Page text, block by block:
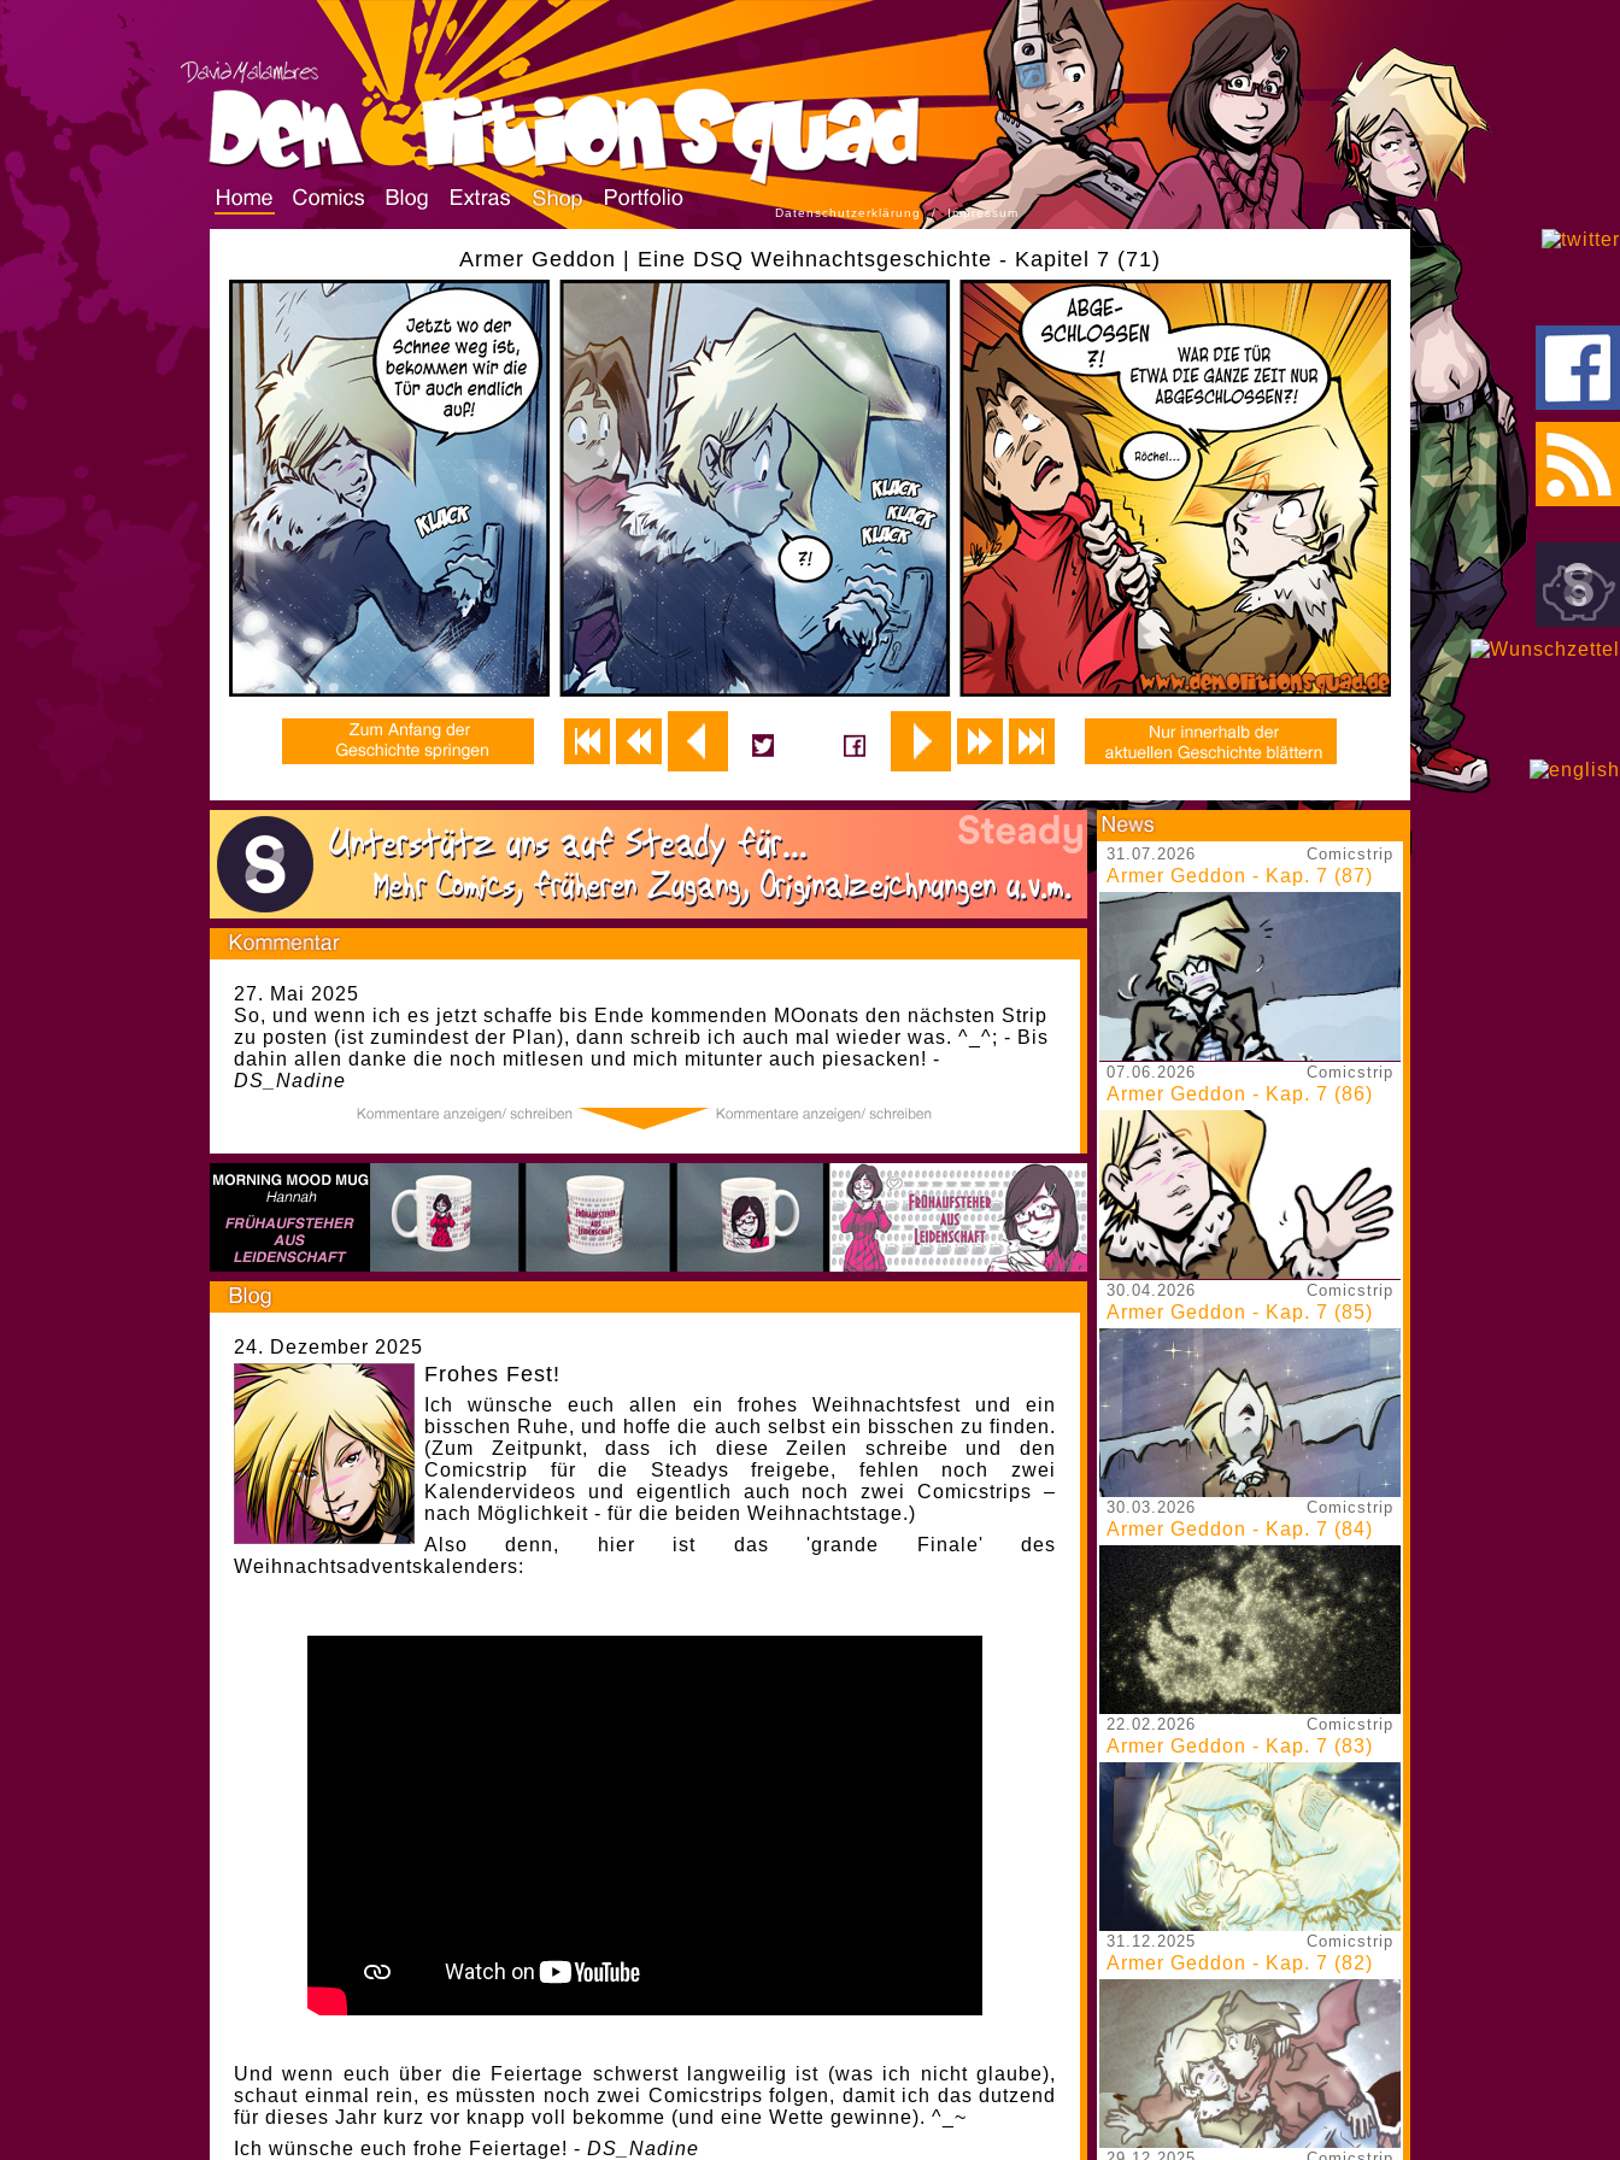
Datenschutzerklärung / Impressum
Armer Geddon | Eine DSQ Weihnachtsgeschichte - Kapitel 7 (71)
27. Mai 2025
So, und wenn ich es jetzt schaffe bis Ende kommenden MOonats den nächsten Strip
zu posten (ist zumindest der Plan), dann schreib ich auch mal wieder was. ^_^; - Bis
dahin allen danke die noch mitlesen und mich mitunter auch piesacken! -
DS_Nadine
24. Dezember 2025
Frohes Fest!
Ich wünsche euch allen ein frohes Weihnachtsfest und ein
bisschen Ruhe, und hoffe die auch selbst ein bisschen zu finden.
(Zum Zeitpunkt, dass ich diese Zeilen schreibe und den
Comicstrip für die Steadys freigebe, fehlen noch zwei
Kalendervideos und eigentlich auch noch zwei Comicstrips –
nach Möglichkeit - für die beiden Weihnachtstage.)
Also denn, hier ist das 'grande Finale' des
Weihnachtsadventskalenders:
Und wenn euch über die Feiertage schwerst langweilig ist (was ich nicht glaube),
schaut einmal rein, es müssten noch zwei Comicstrips folgen, damit ich das dutzend
für dieses Jahr kurz vor knapp voll bekomme (und eine Wette gewinne). ^_~
Ich wünsche euch frohe Feiertage! - DS_Nadine
31.07.2026 Comicstrip
Armer Geddon - Kap. 7 (87)
07.06.2026 Comicstrip
Armer Geddon - Kap. 7 (86)
30.04.2026 Comicstrip
Armer Geddon - Kap. 7 (85)
30.03.2026 Comicstrip
Armer Geddon - Kap. 7 (84)
22.02.2026 Comicstrip
Armer Geddon - Kap. 7 (83)
31.12.2025 Comicstrip
Armer Geddon - Kap. 7 (82)